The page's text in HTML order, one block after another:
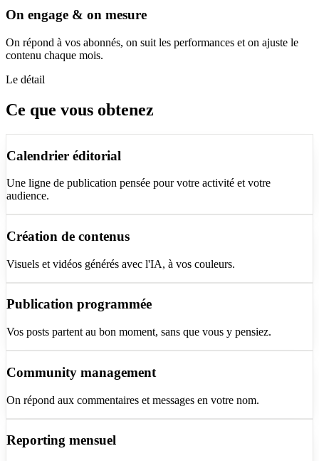
On engage & on mesure
On répond à vos abonnés, on suit les performances et on ajuste le
contenu chaque mois.
Le détail
Ce que vous obtenez
Calendrier éditorial
Une ligne de publication pensée pour votre activité et votre
audience.
Création de contenus
Visuels et vidéos générés avec l'IA, à vos couleurs.
Publication programmée
Vos posts partent au bon moment, sans que vous y pensiez.
Community management
On répond aux commentaires et messages en votre nom.
Reporting mensuel